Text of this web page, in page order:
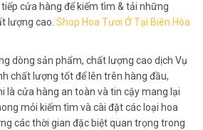
cửa hàng để kiếm tìm & tải những
lượng cao. Shop Hoa Tươi Ở Tại Biên Hòa
dòng sản phẩm, chất lượng cao dịch Vụ
chất lượng tốt để lên trên hàng đầu,
là cửa hàng an toàn và tin cậy mang lại
mỏi kiếm tìm và cài đặt các loại hoa
các thời gian đặc biệt quan trọng trong